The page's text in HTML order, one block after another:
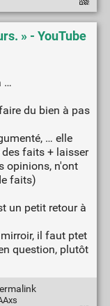
» - YouTube
…
du bien à pas
… elle
faits + laisser
opinions, n'ont
faits)
un petit retour à
il faut ptet
question, plutôt